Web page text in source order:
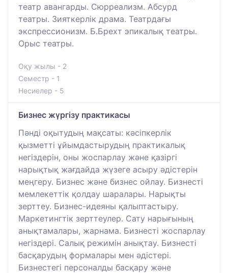
театр авангарды. Сюрреализм. Абсурд
театры. Зияткерлік драма. Театрдағы
экспрессионизм. Б.Брехт эпикалық театры.
Орыс театры.
Оқу жылы - 2
Семестр - 1
Несиелер - 5
Бизнес жүргізу практикасы
Пәнді оқытудың мақсаты: кәсіпкерлік
қызметті ұйымдастырудың практикалық
негіздерін, оны жоспарлау және қазіргі
нарықтық жағдайда жүзеге асыру әдістерін
меңгеру. Бизнес және бизнес ойлау. Бизнесті
мемлекеттік қолдау шаралары. Нарықты
зерттеу. Бизнес-идеяны қалыптастыру.
Маркетингтік зерттеулер. Сату нарығының
анықтамалары, жарнама. Бизнесті жоспарлау
негіздері. Салық режимін анықтау. Бизнесті
басқарудың формалары мен әдістері.
Бизнестегі персоналды басқару және